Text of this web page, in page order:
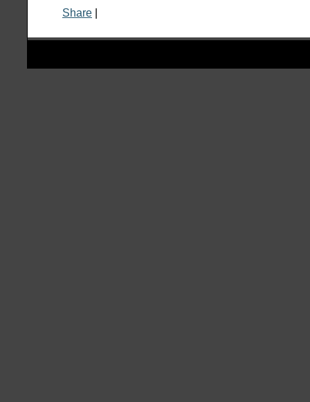
Share